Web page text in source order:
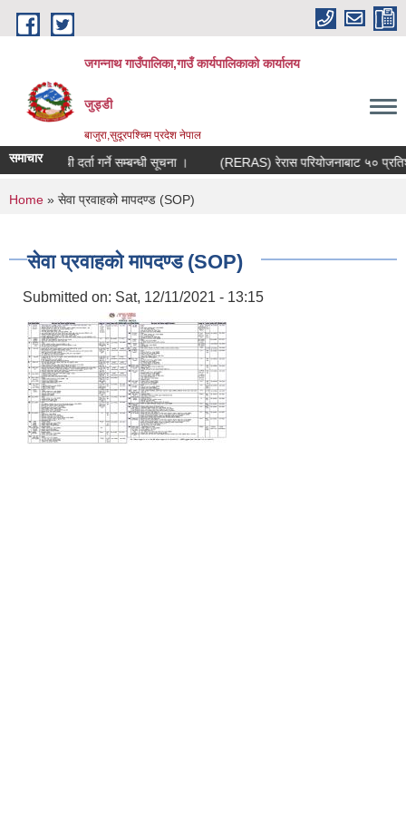
Skip to main content
जगन्नाथ गाउँपालिका,गाउँ कार्यपालिकाको कार्यालय
जुड्डी
बाजुरा,सुदूरपश्चिम प्रदेश नेपाल
समाचार
मौजुदा सूची दर्ता गर्ने सम्बन्धी सूचना । (RERAS) रेरास परियोजनाबाट ५०
You are here
Home » सेवा प्रवाहको मापदण्ड (SOP)
सेवा प्रवाहको मापदण्ड (SOP)
Submitted on: Sat, 12/11/2021 - 13:15